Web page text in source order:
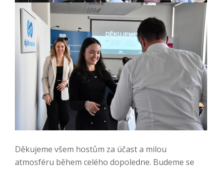
Děkujeme všem hostům za účast a milou
atmosféru během celého dopoledne. Budeme se